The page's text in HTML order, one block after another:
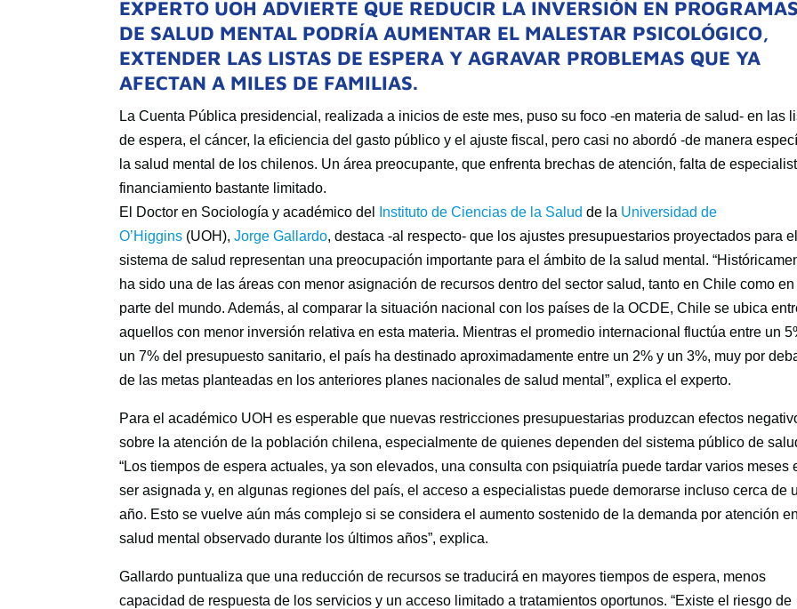
EXPERTO UOH ADVIERTE QUE REDUCIR LA INVERSIÓN EN PROGRAMAS
DE SALUD MENTAL PODRÍA AUMENTAR EL MALESTAR PSICOLÓGICO,
EXTENDER LAS LISTAS DE ESPERA Y AGRAVAR PROBLEMAS QUE YA
AFECTAN A MILES DE FAMILIAS.
La Cuenta Pública presidencial, realizada a inicios de este mes, puso su foco -en materia de salud- en las
de espera, el cáncer, la eficiencia del gasto público y el ajuste fiscal, pero casi no abordó -de manera
la salud mental de los chilenos. Un área preocupante, que enfrenta brechas de atención, falta de
financiamiento bastante limitado.
El Doctor en Sociología y académico del
Instituto de Ciencias de la Salud de la Universidad de
O’Higgins (UOH),Jorge Gallardo, destaca -al respecto- que los ajustes presupuestarios proyectados para el
sistema de salud representan una preocupación importante para el ámbito de la salud mental.
ha sido una de las áreas con menor asignación de recursos dentro del sector salud, tanto en Chile como en
parte del mundo. Además, al comparar la situación nacional con los países de la OCDE, Chile se ubica
aquellos con menor inversión relativa en esta materia. Mientras el promedio internacional fluctúa entre un
un 7% del presupuesto sanitario, el país ha destinado aproximadamente entre un 2% y un 3%, muy por
de las metas planteadas en los anteriores planes nacionales de salud mental”, explica el experto.
Para el académico UOH es esperable que nuevas restricciones presupuestarias produzcan efectos
sobre la atención de la población chilena, especialmente de quienes dependen del sistema público de
“Los tiempos de espera actuales, ya son elevados, una consulta con psiquiatría puede tardar varios meses
ser asignada y, en algunas regiones del país, el acceso a especialistas puede demorarse incluso cerca de
año. Esto se vuelve aún más complejo si se considera el aumento sostenido de la demanda por atención en
salud mental observado durante los últimos años”, explica.
Gallardo puntualiza que una reducción de recursos se traducirá en mayores tiempos de espera, menos
capacidad de respuesta de los servicios y un acceso limitado a tratamientos oportunos. “Existe el riesgo de